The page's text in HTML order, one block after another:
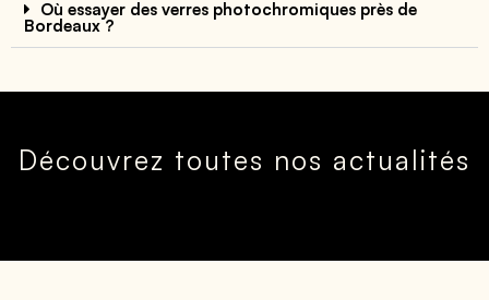
Où essayer des verres photochromiques près de
Bordeaux ?
Découvrez toutes nos actualités